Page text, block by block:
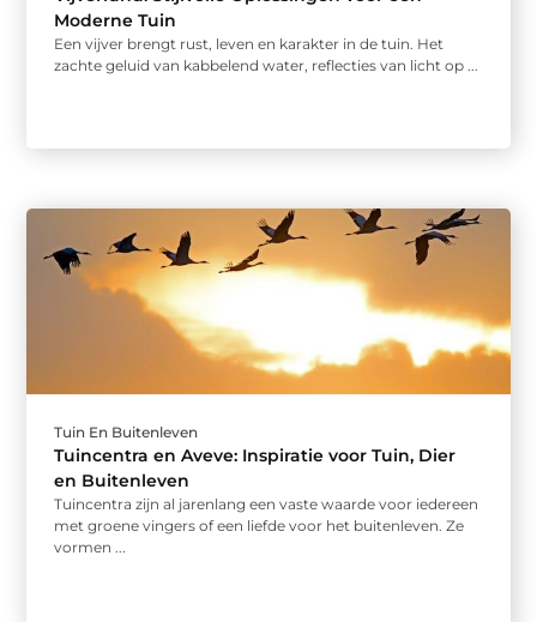
Moderne Tuin
Een vijver brengt rust, leven en karakter in de tuin. Het
zachte geluid van kabbelend water, reflecties van licht op ...
Tuin En Buitenleven
Tuincentra en Aveve: Inspiratie voor Tuin, Dier
en Buitenleven
Tuincentra zijn al jarenlang een vaste waarde voor iedereen
met groene vingers of een liefde voor het buitenleven. Ze
vormen ...